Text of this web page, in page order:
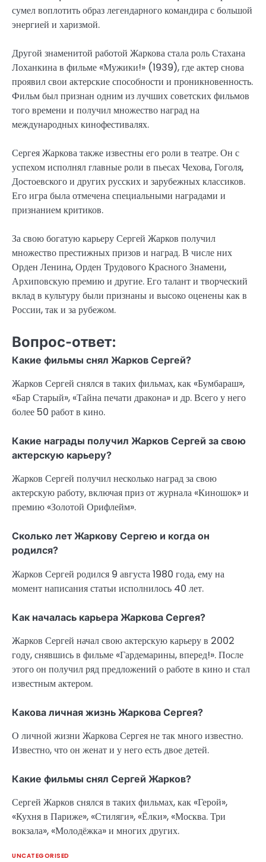
сумел воплотить образ легендарного командира с большой
энергией и харизмой.
Другой знаменитой работой Жаркова стала роль Стахана
Лоханкина в фильме «Мужики!» (1939), где актер снова
проявил свои актерские способности и проникновенность.
Фильм был признан одним из лучших советских фильмов
того времени и получил множество наград на
международных кинофестивалях.
Сергея Жаркова также известны его роли в театре. Он с
успехом исполнял главные роли в пьесах Чехова, Гоголя,
Достоевского и других русских и зарубежных классиков.
Его игра была отмечена специальными наградами и
признанием критиков.
За свою богатую карьеру Сергей Жарков получил
множество престижных призов и наград. В числе них
Орден Ленина, Орден Трудового Красного Знамени,
Архиповскую премию и другие. Его талант и творческий
вклад в культуру были признаны и высоко оценены как в
России, так и за рубежом.
Вопрос-ответ:
Какие фильмы снял Жарков Сергей?
Жарков Сергей снялся в таких фильмах, как «Бумбараш»,
«Бар Старый», «Тайна печати дракона» и др. Всего у него
более 50 работ в кино.
Какие награды получил Жарков Сергей за свою
актерскую карьеру?
Жарков Сергей получил несколько наград за свою
актерскую работу, включая приз от журнала «Киношок» и
премию «Золотой Орифлейм».
Сколько лет Жаркову Сергею и когда он
родился?
Жарков Сергей родился 9 августа 1980 года, ему на
момент написания статьи исполнилось 40 лет.
Как началась карьера Жаркова Сергея?
Жарков Сергей начал свою актерскую карьеру в 2002
году, снявшись в фильме «Гардемарины, вперед!». После
этого он получил ряд предложений о работе в кино и стал
известным актером.
Какова личная жизнь Жаркова Сергея?
О личной жизни Жаркова Сергея не так много известно.
Известно, что он женат и у него есть двое детей.
Какие фильмы снял Сергей Жарков?
Сергей Жарков снялся в таких фильмах, как «Герой»,
«Кухня в Париже», «Стиляги», «Ёлки», «Москва. Три
вокзала», «Молодёжка» и многих других.
UNCATEGORISED